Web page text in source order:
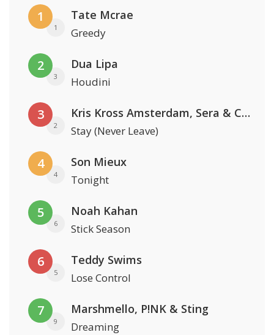
1
1
Tate Mcrae
Greedy
2
3
Dua Lipa
Houdini
3
2
Kris Kross Amsterdam, Sera & Conor Maynard
Stay (Never Leave)
4
4
Son Mieux
Tonight
5
6
Noah Kahan
Stick Season
6
5
Teddy Swims
Lose Control
7
9
Marshmello, P!NK & Sting
Dreaming